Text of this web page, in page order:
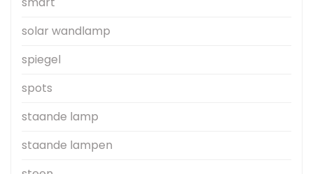
solar wandlamp
spiegel
spots
staande lamp
staande lampen